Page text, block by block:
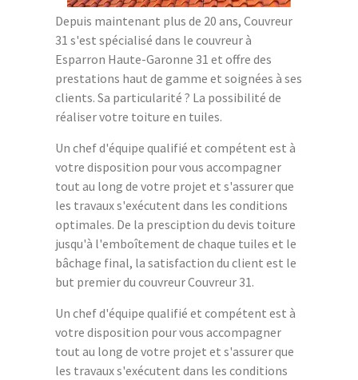
Depuis maintenant plus de 20 ans, Couvreur
31 s'est spécialisé dans le couvreur à
Esparron Haute-Garonne 31 et offre des
prestations haut de gamme et soignées à ses
clients. Sa particularité ? La possibilité de
réaliser votre toiture en tuiles.
Un chef d'équipe qualifié et compétent est à
votre disposition pour vous accompagner
tout au long de votre projet et s'assurer que
les travaux s'exécutent dans les conditions
optimales. De la presciption du devis toiture
jusqu'à l'emboîtement de chaque tuiles et le
bâchage final, la satisfaction du client est le
but premier du couvreur Couvreur 31.
Un chef d'équipe qualifié et compétent est à
votre disposition pour vous accompagner
tout au long de votre projet et s'assurer que
les travaux s'exécutent dans les conditions